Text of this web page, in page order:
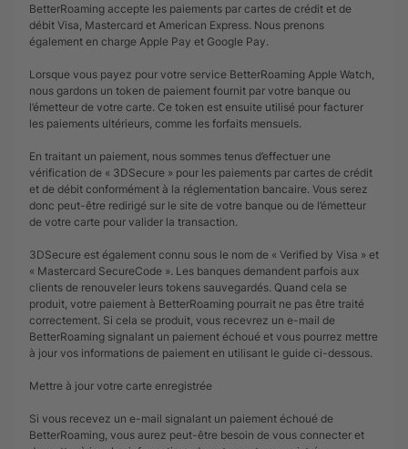
Comment ça fonctionne
Comment installer
iPad
Login|S'inscrire FR
Sélectionnez un forfait
BetterRoaming accepte les paiements par cartes de crédit et de
débit Visa, Mastercard et American Express. Nous prenons
également en charge Apple Pay et Google Pay.
Lorsque vous payez pour votre service BetterRoaming Apple Watch,
nous gardons un token de paiement fournit par votre banque ou
l’émetteur de votre carte. Ce token est ensuite utilisé pour facturer
les paiements ultérieurs, comme les forfaits mensuels.
En traitant un paiement, nous sommes tenus d’effectuer une
vérification de « 3DSecure » pour les paiements par cartes de crédit
et de débit conformément à la réglementation bancaire. Vous serez
donc peut-être redirigé sur le site de votre banque ou de l’émetteur
de votre carte pour valider la transaction.
3DSecure est également connu sous le nom de « Verified by Visa » et
« Mastercard SecureCode ». Les banques demandent parfois aux
clients de renouveler leurs tokens sauvegardés. Quand cela se
produit, votre paiement à BetterRoaming pourrait ne pas être traité
correctement. Si cela se produit, vous recevrez un e-mail de
BetterRoaming signalant un paiement échoué et vous pourrez mettre
à jour vos informations de paiement en utilisant le guide ci-dessous.
Mettre à jour votre carte enregistrée
Si vous recevez un e-mail signalant un paiement échoué de
BetterRoaming, vous aurez peut-être besoin de vous connecter et